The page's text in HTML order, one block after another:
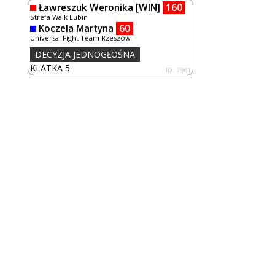
Ławreszuk Weronika [WIN] 160
Strefa Walk Lubin
Koczela Martyna 60
Universal Fight Team Rzeszów
KLATKA 5 ID: 7961
DECYZJA JEDNOGŁOŚNA